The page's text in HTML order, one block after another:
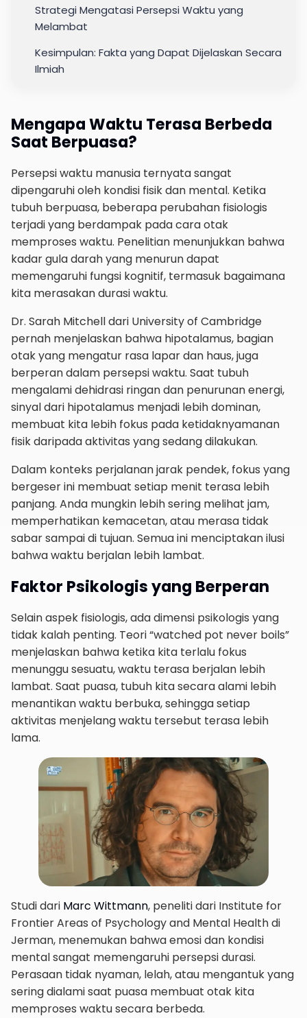
Strategi Mengatasi Persepsi Waktu yang
Melambat
Kesimpulan: Fakta yang Dapat Dijelaskan Secara
Ilmiah
Mengapa Waktu Terasa Berbeda
Saat Berpuasa?
Persepsi waktu manusia ternyata sangat
dipengaruhi oleh kondisi fisik dan mental. Ketika
tubuh berpuasa, beberapa perubahan fisiologis
terjadi yang berdampak pada cara otak
memproses waktu. Penelitian menunjukkan bahwa
kadar gula darah yang menurun dapat
memengaruhi fungsi kognitif, termasuk bagaimana
kita merasakan durasi waktu.
Dr. Sarah Mitchell dari University of Cambridge
pernah menjelaskan bahwa hipotalamus, bagian
otak yang mengatur rasa lapar dan haus, juga
berperan dalam persepsi waktu. Saat tubuh
mengalami dehidrasi ringan dan penurunan energi,
sinyal dari hipotalamus menjadi lebih dominan,
membuat kita lebih fokus pada ketidaknyamanan
fisik daripada aktivitas yang sedang dilakukan.
Dalam konteks perjalanan jarak pendek, fokus yang
bergeser ini membuat setiap menit terasa lebih
panjang. Anda mungkin lebih sering melihat jam,
memperhatikan kemacetan, atau merasa tidak
sabar sampai di tujuan. Semua ini menciptakan ilusi
bahwa waktu berjalan lebih lambat.
Faktor Psikologis yang Berperan
Selain aspek fisiologis, ada dimensi psikologis yang
tidak kalah penting. Teori “watched pot never boils”
menjelaskan bahwa ketika kita terlalu fokus
menunggu sesuatu, waktu terasa berjalan lebih
lambat. Saat puasa, tubuh kita secara alami lebih
menantikan waktu berbuka, sehingga setiap
aktivitas menjelang waktu tersebut terasa lebih
lama.
Studi dari Marc Wittmann, peneliti dari Institute for
Frontier Areas of Psychology and Mental Health di
Jerman, menemukan bahwa emosi dan kondisi
mental sangat memengaruhi persepsi durasi.
Perasaan tidak nyaman, lelah, atau mengantuk yang
sering dialami saat puasa membuat otak kita
memproses waktu secara berbeda.